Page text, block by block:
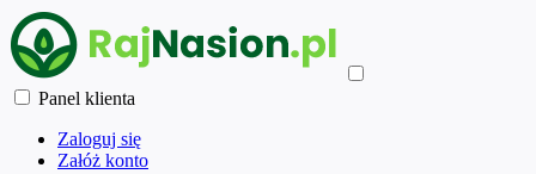
Panel klienta
Zaloguj się
Załóż konto